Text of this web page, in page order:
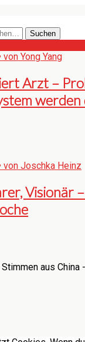
Yong Yang
Arzt –
werden
von Joschka Heinz
Visionär
aus China